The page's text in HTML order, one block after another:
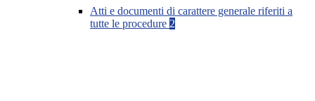
Atti e documenti di carattere generale riferiti a
tutte le procedure 2